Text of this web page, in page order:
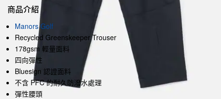
商品介紹
Manors Golf
Recycled Greenskeeper Trouser
178gsm 輕量面料
四向彈性
Bluesign 認證面料
不含 PFC 的耐久防潑水處理
彈性腰頭